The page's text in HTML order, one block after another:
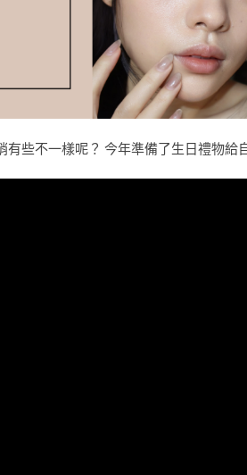
些不一樣呢？ 今年準備了生日禮物給